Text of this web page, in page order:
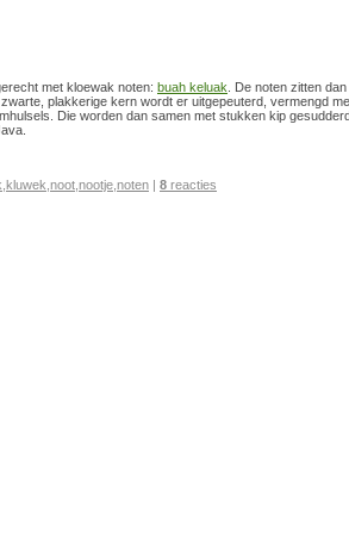
met kloewak noten: buah keluak . De noten zitten
plakkerige kern wordt er uitgepeuterd, vermengd
Die worden dan samen met stukken kip
kluwek noot nootje noten | 8 reacties